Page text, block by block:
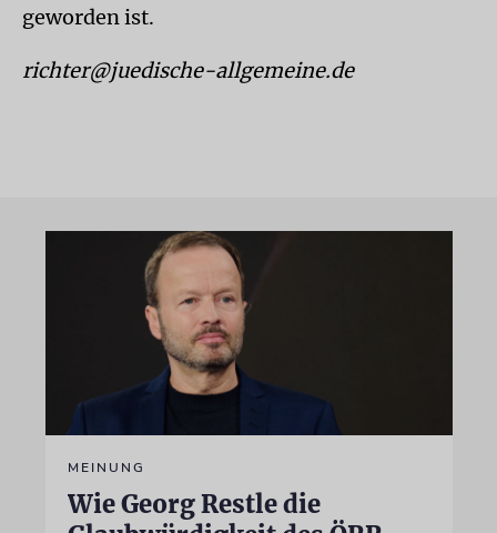
geworden ist.
richter@juedische-allgemeine.de
MEINUNG
Wie Georg Restle die